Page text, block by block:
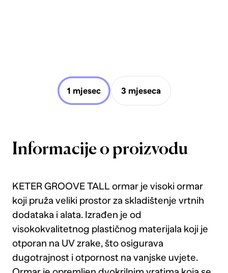
1 mjesec 3 mjeseca
Informacije o proizvodu
KETER GROOVE TALL ormar je visoki ormar
koji pruža veliki prostor za skladištenje vrtnih
dodataka i alata. Izrađen je od
visokokvalitetnog plastičnog materijala koji je
otporan na UV zrake, što osigurava
dugotrajnost i otpornost na vanjske uvjete.